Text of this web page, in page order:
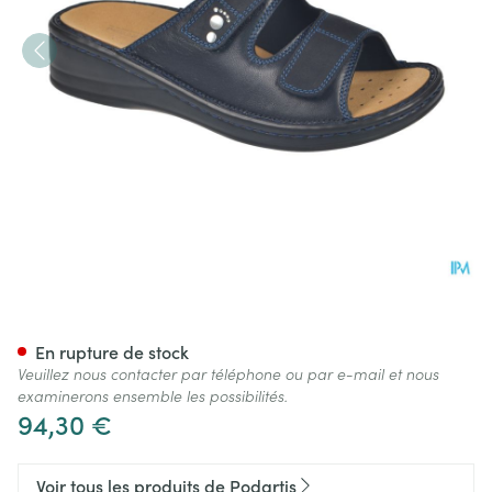
94,30 €
En rupture de stock
Veuillez nous contacter par téléphone ou par e-mail et nous
examinerons ensemble les possibilités.
Voir tous les produits de Podartis